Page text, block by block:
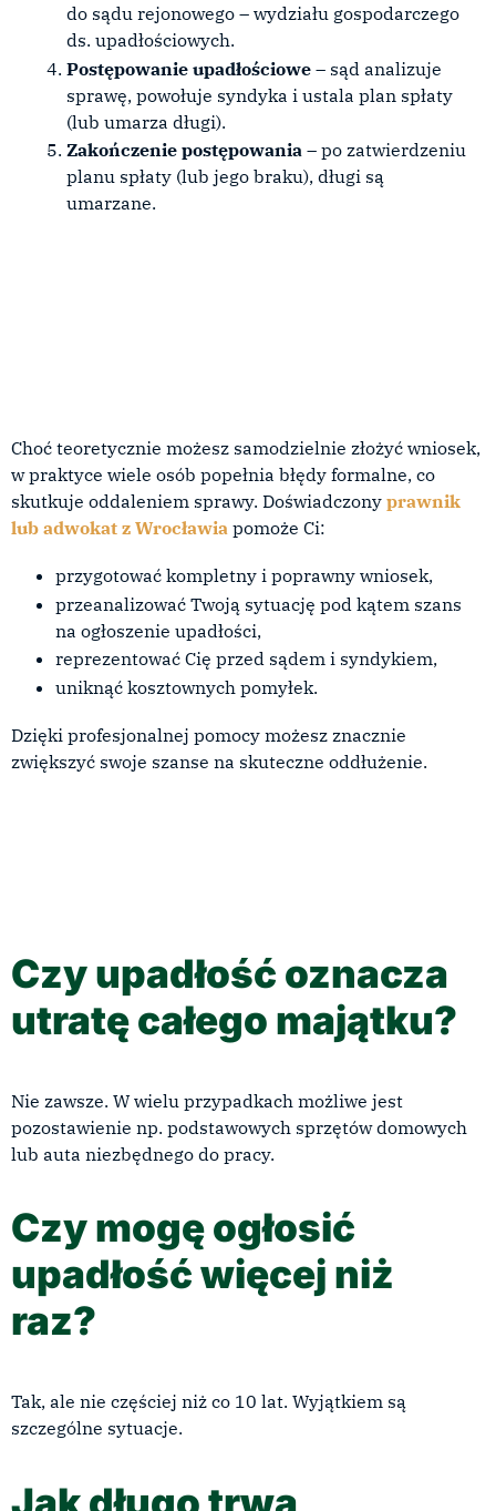
do sądu rejonowego – wydziału gospodarczego
ds. upadłościowych.
Postępowanie upadłościowe – sąd analizuje
sprawę, powołuje syndyka i ustala plan spłaty
(lub umarza długi).
Zakończenie postępowania – po zatwierdzeniu
planu spłaty (lub jego braku), długi są
umarzane.
Choć teoretycznie możesz samodzielnie złożyć wniosek,
w praktyce wiele osób popełnia błędy formalne, co
skutkuje oddaleniem sprawy. Doświadczony prawnik
lub adwokat z Wrocławia pomoże Ci:
przygotować kompletny i poprawny wniosek,
przeanalizować Twoją sytuację pod kątem szans
na ogłoszenie upadłości,
reprezentować Cię przed sądem i syndykiem,
uniknąć kosztownych pomyłek.
Dzięki profesjonalnej pomocy możesz znacznie
zwiększyć swoje szanse na skuteczne oddłużenie.
Czy upadłość oznacza
utratę całego majątku?
Nie zawsze. W wielu przypadkach możliwe jest
pozostawienie np. podstawowych sprzętów domowych
lub auta niezbędnego do pracy.
Czy mogę ogłosić
upadłość więcej niż
raz?
Tak, ale nie częściej niż co 10 lat. Wyjątkiem są
szczególne sytuacje.